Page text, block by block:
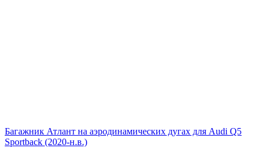
Багажник Атлант на аэродинамических дугах для Audi Q5
Sportback (2020-н.в.)